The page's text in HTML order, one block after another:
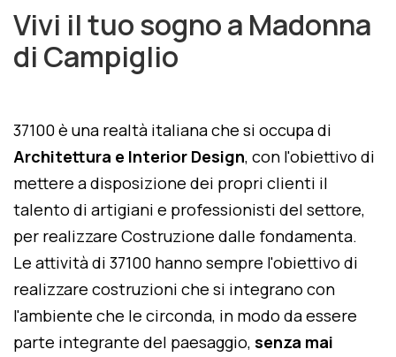
Vivi il tuo sogno a Madonna
di Campiglio
37100 è una realtà italiana che si occupa di
Architettura e Interior Design, con l'obiettivo di
mettere a disposizione dei propri clienti il
talento di artigiani e professionisti del settore,
per realizzare Costruzione dalle fondamenta.
Le attività di 37100 hanno sempre l'obiettivo di
realizzare costruzioni che si integrano con
l'ambiente che le circonda, in modo da essere
parte integrante del paesaggio, senza mai